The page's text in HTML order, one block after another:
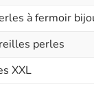
à fermoir
perles
XXL